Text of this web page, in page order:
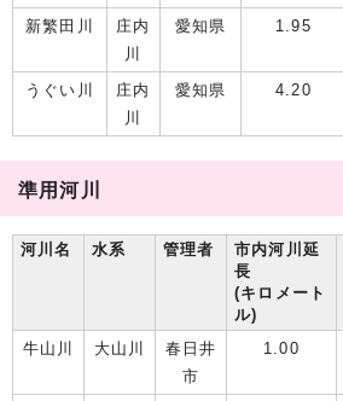
新繁田川
庄内
川
愛知県 1.95
うぐい川
庄内
川
愛知県 4.20
準用河川
河川名 水系 管理者
市内河川延
長
(キロメート
ル)
牛山川 大山川
春日井
市
1.00